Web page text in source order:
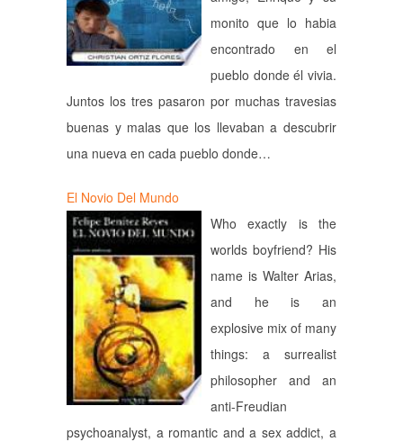
monito que lo habia
encontrado en el
pueblo donde él vivia.
Juntos los tres pasaron por muchas travesias
buenas y malas que los llevaban a descubrir
una nueva en cada pueblo donde…
El Novio Del Mundo
Who exactly is the
worlds boyfriend? His
name is Walter Arias,
and he is an
explosive mix of many
things: a surrealist
philosopher and an
anti-Freudian
psychoanalyst, a romantic and a sex addict, a